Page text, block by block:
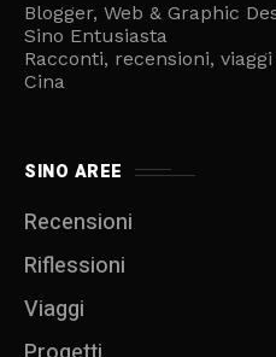
Blogger, Web & Graphic
Sino Entusiasta
Racconti, recensioni,
Cina
SINO AREE
Recensioni
Riflessioni
Viaggi